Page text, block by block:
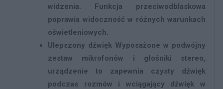
widzenia. Funkcja przeciwodblaskowa
poprawia widoczność w różnych warunkach
oświetleniowych.
Ulepszony dźwięk Wyposażone w podwójny
zestaw mikrofonów i głośniki stereo,
urządzenie to zapewnia czysty dźwięk
podczas rozmów i wciągający dźwięk w